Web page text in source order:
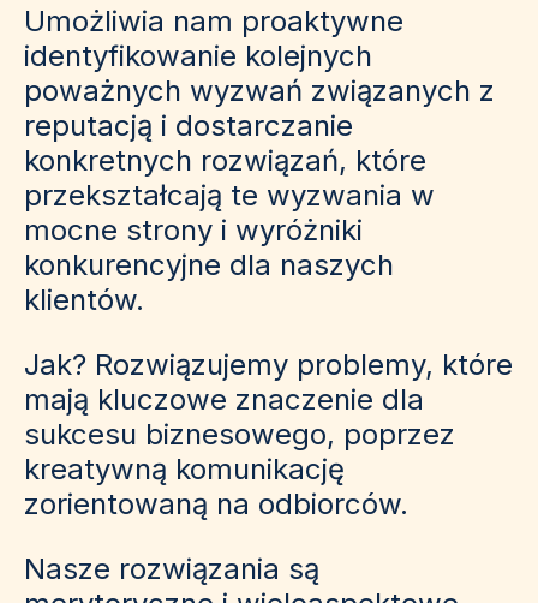
Umożliwia nam proaktywne
identyfikowanie kolejnych
poważnych wyzwań związanych z
reputacją i dostarczanie
konkretnych rozwiązań, które
przekształcają te wyzwania w
mocne strony i wyróżniki
konkurencyjne dla naszych
klientów.
Jak? Rozwiązujemy problemy, które
mają kluczowe znaczenie dla
sukcesu biznesowego, poprzez
kreatywną komunikację
zorientowaną na odbiorców.
Nasze rozwiązania są